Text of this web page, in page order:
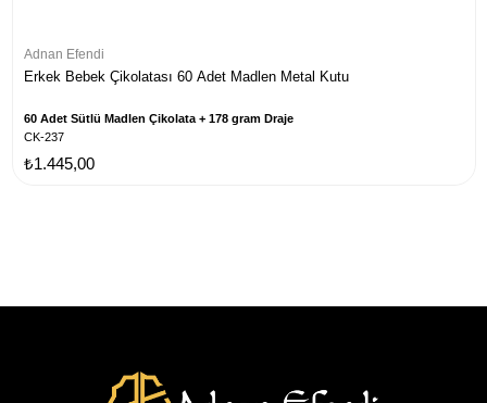
Adnan Efendi
Erkek Bebek Çikolatası 60 Adet Madlen Metal Kutu
60 Adet Sütlü Madlen Çikolata + 178 gram Draje
CK-237
₺1.445,00